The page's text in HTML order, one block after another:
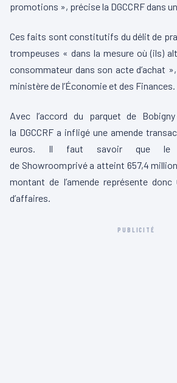
promotions », précise la DGCCRFdans
Ces faits sont constitutifs du délit de
trompeuses « dans la mesure où(ils)
consommateur dans son acte d’achat
ministère de l’Économie et des Finances.
Avec l’accord du parquet de
la DGCCRF a infligé une amende
euros. Il faut savoir que le
de Showroomprivéa atteint 657,4
montant de l’amende représente donc
d’affaires.
PUBLICITÉ